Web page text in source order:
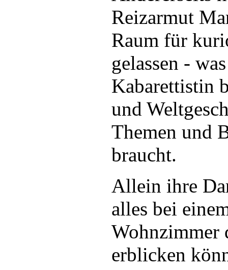
Reizarmut
Raum für
gelassen -
Kabarettistin
und
Themen und
braucht.
Allein ihre
alles bei
Wohnzimmer
erblicken